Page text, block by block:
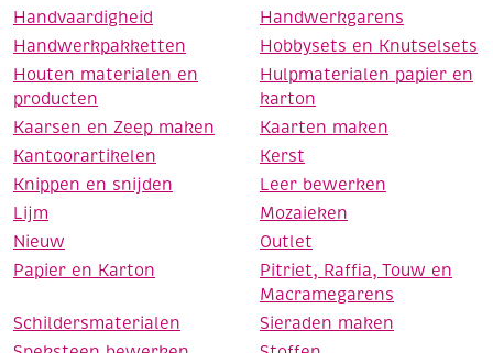
Handvaardigheid
Handwerkgarens
Handwerkpakketten
Hobbysets en Knutselsets
Houten materialen en
producten
Hulpmaterialen papier en
karton
Kaarsen en Zeep maken
Kaarten maken
Kantoorartikelen
Kerst
Knippen en snijden
Leer bewerken
Lijm
Mozaieken
Nieuw
Outlet
Papier en Karton
Pitriet, Raffia, Touw en
Macramegarens
Schildersmaterialen
Sieraden maken